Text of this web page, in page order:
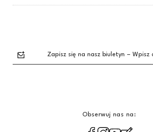
Zapisz się na nasz biuletyn – Wpisz
Obserwuj nas na: